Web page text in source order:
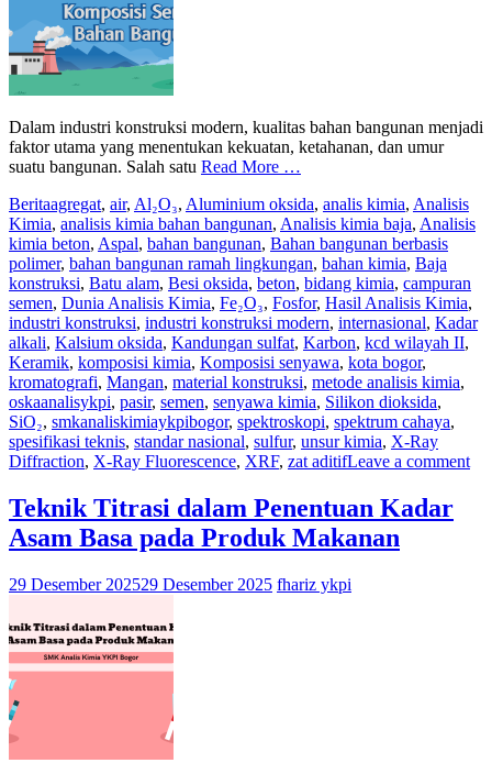
Dalam industri konstruksi modern, kualitas bahan bangunan menjadi
faktor utama yang menentukan kekuatan, ketahanan, dan umur
suatu bangunan. Salah satu Read More …
Beritaagregat, air, Al₂O₃, Aluminium oksida, analis kimia, Analisis
Kimia, analisis kimia bahan bangunan, Analisis kimia baja, Analisis
kimia beton, Aspal, bahan bangunan, Bahan bangunan berbasis
polimer, bahan bangunan ramah lingkungan, bahan kimia, Baja
konstruksi, Batu alam, Besi oksida, beton, bidang kimia, campuran
semen, Dunia Analisis Kimia, Fe₂O₃, Fosfor, Hasil Analisis Kimia,
industri konstruksi, industri konstruksi modern, internasional, Kadar
alkali, Kalsium oksida, Kandungan sulfat, Karbon, kcd wilayah II,
Keramik, komposisi kimia, Komposisi senyawa, kota bogor,
kromatografi, Mangan, material konstruksi, metode analisis kimia,
oskaanalisykpi, pasir, semen, senyawa kimia, Silikon dioksida,
SiO₂, smkanaliskimiaykpibogor, spektroskopi, spektrum cahaya,
spesifikasi teknis, standar nasional, sulfur, unsur kimia, X-Ray
Diffraction, X-Ray Fluorescence, XRF, zat aditifLeave a comment
Teknik Titrasi dalam Penentuan Kadar
Asam Basa pada Produk Makanan
29 Desember 202529 Desember 2025 fhariz ykpi